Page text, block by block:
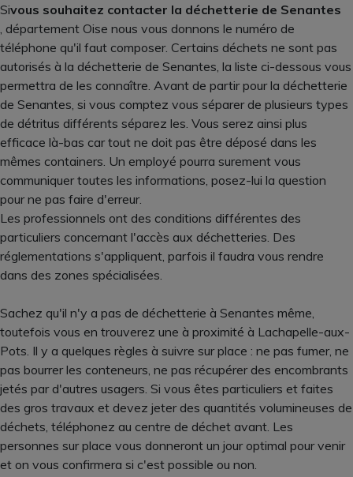
Sivous souhaitez contacter la déchetterie de Senantes
, département Oise nous vous donnons le numéro de
téléphone qu'il faut composer. Certains déchets ne sont pas
autorisés à la déchetterie de Senantes, la liste ci-dessous vous
permettra de les connaître. Avant de partir pour la déchetterie
de Senantes, si vous comptez vous séparer de plusieurs types
de détritus différents séparez les. Vous serez ainsi plus
efficace là-bas car tout ne doit pas être déposé dans les
mêmes containers. Un employé pourra surement vous
communiquer toutes les informations, posez-lui la question
pour ne pas faire d'erreur.
Les professionnels ont des conditions différentes des
particuliers concernant l'accès aux déchetteries. Des
réglementations s'appliquent, parfois il faudra vous rendre
dans des zones spécialisées.
Sachez qu'il n'y a pas de déchetterie à Senantes même,
toutefois vous en trouverez une à proximité à Lachapelle-aux-
Pots. Il y a quelques règles à suivre sur place : ne pas fumer, ne
pas bourrer les conteneurs, ne pas récupérer des encombrants
jetés par d'autres usagers. Si vous êtes particuliers et faites
des gros travaux et devez jeter des quantités volumineuses de
déchets, téléphonez au centre de déchet avant. Les
personnes sur place vous donneront un jour optimal pour venir
et on vous confirmera si c'est possible ou non.